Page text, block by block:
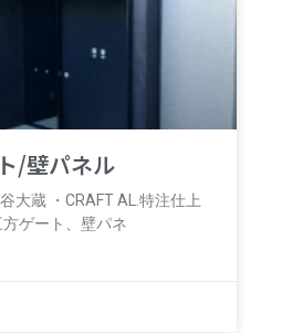
/壁パネル
大蔵 ・CRAFT AL.特注仕上
方ゲート、壁パネ